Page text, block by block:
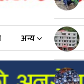
अन्य